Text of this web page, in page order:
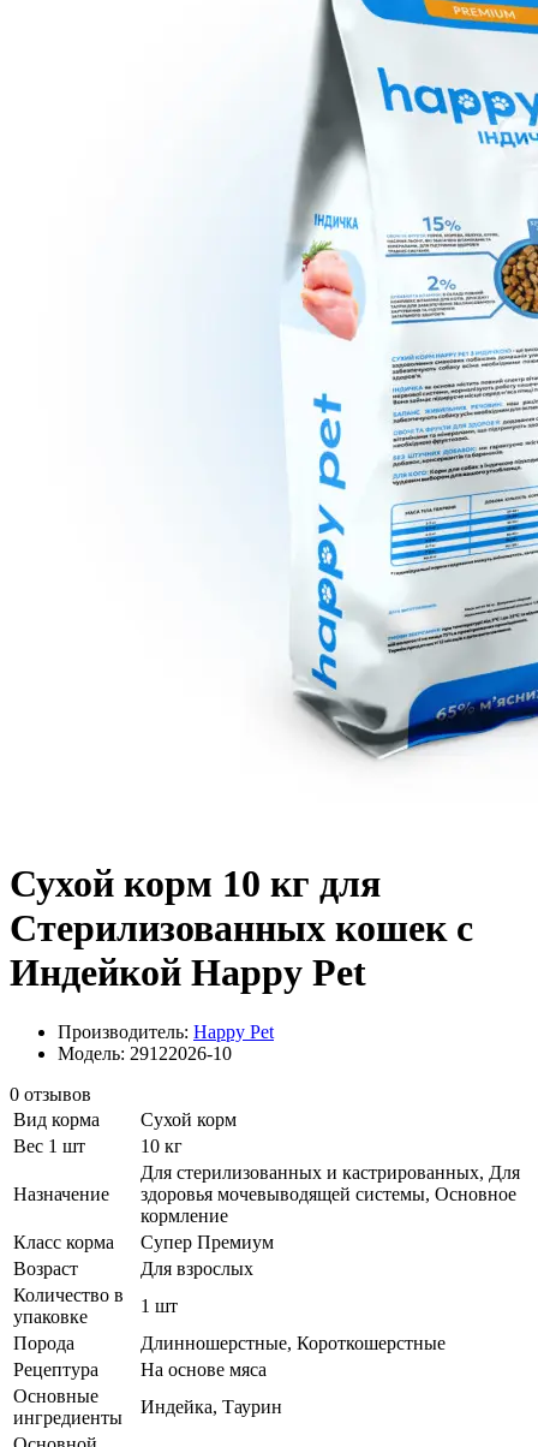
Сухой корм 10 кг для
Стерилизованных кошек с
Индейкой Happy Pet
Производитель: Happy Pet
Модель: 29122026-10
0 отзывов
Вид корма
Сухой корм
Вес 1 шт
10 кг
Назначение
Для стерилизованных и кастрированных, Для
здоровья мочевыводящей системы, Основное
кормление
Класс корма
Супер Премиум
Возраст
Для взрослых
Количество в
упаковке
1 шт
Порода
Длинношерстные, Короткошерстные
Рецептура
На основе мяса
Основные
ингредиенты
Индейка, Таурин